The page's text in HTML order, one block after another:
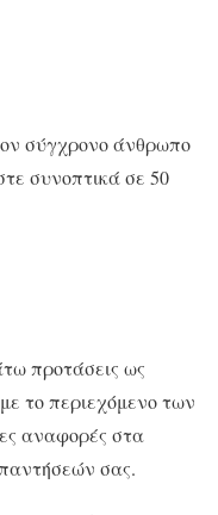
σύγχρονο άνθρωπο
συνοπτικά σε 50
προτάσεις ως
το περιεχόμενο των
αναφορές στα
σας.